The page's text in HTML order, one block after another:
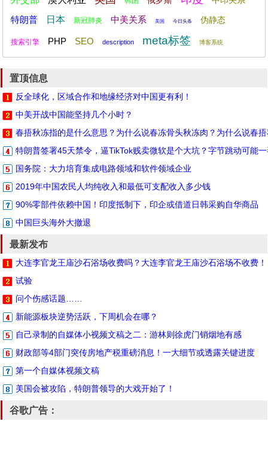
特朗普 日本 新冠肺炎 中美关系 美国 今日头条 伪静态
搜索引擎 PHP SEO description meta标签 博客系统
置顶信息
反全球化，区域合作和地缘经济对中国更有利！
中美开战中国能坚持几个小时？
春捂秋冻指的是什么意思？为什么说春冻骨头秋冻肉？为什么说春
特朗普签署45天禁令，逼TikTok贱卖微软是个大坑？字节跳动可能
国务院：大力培育集成电路领域和软件领域企业
2019年中国农民人均纯收入和最低可支配收入多少钱
90%零部件依赖中国！印度抵制下，印企或借道日韩采购自华商品
中国巨头海外大撤退
最新发布
大连李官龙王庙沙石浴场收费吗？大连李官龙王庙沙石浴场不收费！
试验
问个伤感话题……
新能源板块逆势活跃，下周机会在哪？
自己录制的自媒体小视频文稿之二：游林则徐虎门销烟地有感
财政部等4部门突传房地产税重磅消息！一大细节或透露关键进度
第一个自媒体视频文稿
美国会被攻陷，特朗普领导的大戏开始了！
谷歌广告：